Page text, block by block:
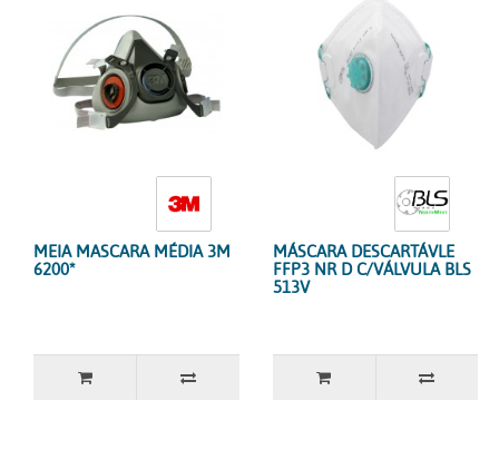
MEIA MASCARA MÉDIA 3M
6200*
MÁSCARA DESCARTÁVLE
FFP3 NR D C/VÁLVULA BLS
513V